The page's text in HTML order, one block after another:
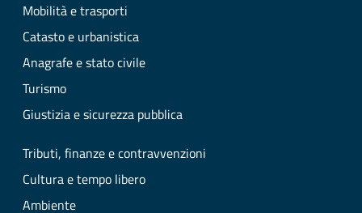
Mobilità e trasporti
Catasto e urbanistica
Anagrafe e stato civile
Turismo
Giustizia e sicurezza pubblica
Tributi, finanze e contravvenzioni
Cultura e tempo libero
Ambiente